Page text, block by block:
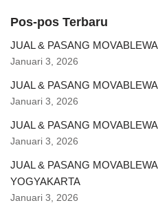
Pos-pos Terbaru
JUAL & PASANG
Januari 3, 2026
JUAL & PASANG
Januari 3, 2026
JUAL & PASANG
Januari 3, 2026
JUAL & PASANG
YOGYAKARTA
Januari 3, 2026